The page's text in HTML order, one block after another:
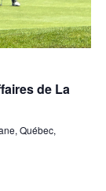
de La
Québec,